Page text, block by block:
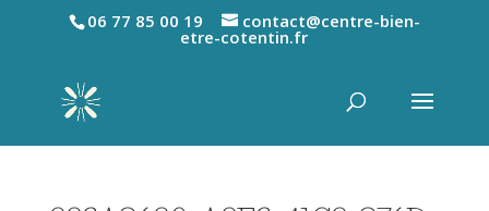
06 77 85 00 19 contact@centre-bien-
etre-cotentin.fr